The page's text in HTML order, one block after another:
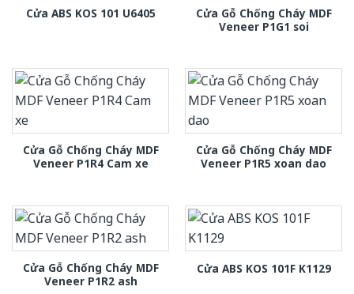
Cửa ABS KOS 101 U6405
Cửa Gỗ Chống Cháy MDF
Veneer P1G1 soi
Cửa Gỗ Chống Cháy MDF
Veneer P1R4 Cam xe
Cửa Gỗ Chống Cháy MDF
Veneer P1R5 xoan dao
Cửa Gỗ Chống Cháy MDF
Veneer P1R2 ash
Cửa ABS KOS 101F K1129